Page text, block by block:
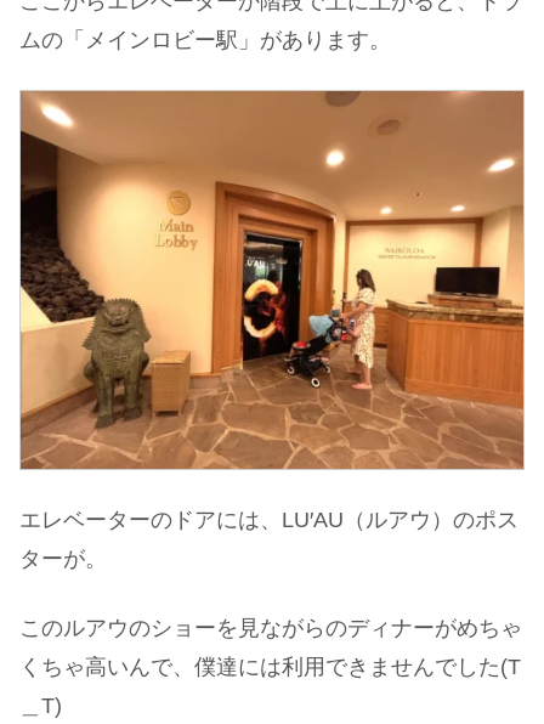
ムの「メインロビー駅」があります。
エレベーターのドアには、LU′AU（ルアウ）のポス
ターが。
このルアウのショーを見ながらのディナーがめちゃ
くちゃ高いんで、僕達には利用できませんでした(T
＿T)